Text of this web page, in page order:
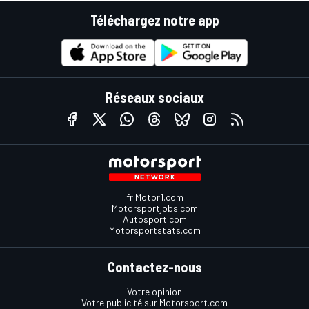
Téléchargez notre app
Réseaux sociaux
fr.Motor1.com
Motorsportjobs.com
Autosport.com
Motorsportstats.com
Contactez-nous
Votre opinion
Votre publicité sur Motorsport.com